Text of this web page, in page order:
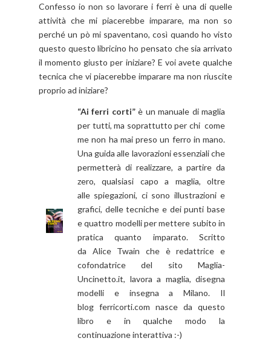
Confesso io non so lavorare i ferri è una di quelle
attività che mi piacerebbe imparare, ma non so
perché un pò mi spaventano, così quando ho visto
questo questo libricino ho pensato che sia arrivato
il momento giusto per iniziare? E voi avete qualche
tecnica che vi piacerebbe imparare ma non riuscite
proprio ad iniziare?
“Ai ferri corti”è un manuale di maglia
per tutti, ma soprattutto per chi come
me non ha mai preso un ferro in mano.
Una guida alle lavorazioni essenziali che
permetterà di realizzare, a partire da
zero, qualsiasi capo a maglia, oltre
alle spiegazioni, ci sono illustrazioni e
grafici, delle tecniche e dei punti base
e quattro modelli per mettere subito in
pratica quanto imparato. Scritto
da Alice Twain che è redattrice e
cofondatrice del sito Maglia-
Uncinetto.it, lavora a maglia, disegna
modelli e insegna a Milano. Il
blog ferricorti.com nasce da questo
libro e in qualche modo la
continuazione interattiva :-)